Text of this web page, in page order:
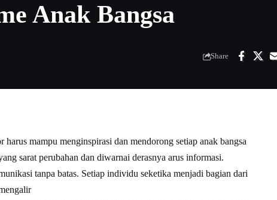
Anak Bangsa
Share
harus mampu menginspirasi dan mendorong setiap anak bangsa
sarat perubahan dan diwarnai derasnya arus informasi.
tanpa batas. Setiap individu seketika menjadi bagian dari